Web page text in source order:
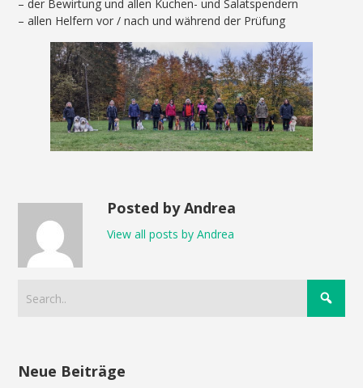
– der Bewirtung und allen Kuchen- und Salatspendern
– allen Helfern vor / nach und während der Prüfung
Posted by Andrea
View all posts by Andrea
Neue Beiträge